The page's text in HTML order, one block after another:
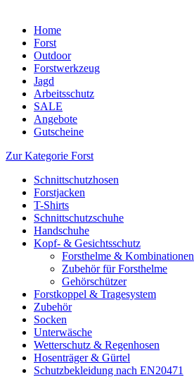
Home
Forst
Outdoor
Forstwerkzeug
Jagd
Arbeitsschutz
SALE
Angebote
Gutscheine
Zur Kategorie Forst
Schnittschutzhosen
Forstjacken
T-Shirts
Schnittschutzschuhe
Handschuhe
Kopf- & Gesichtsschutz
Forsthelme & Kombinationen
Zubehör für Forsthelme
Gehörschützer
Forstkoppel & Tragesystem
Zubehör
Socken
Unterwäsche
Wetterschutz & Regenhosen
Hosenträger & Gürtel
Schutzbekleidung nach EN20471